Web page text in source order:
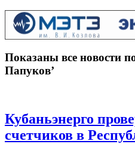
Показаны все новости
Папуков’
Кубаньэнерго
счетчиков в